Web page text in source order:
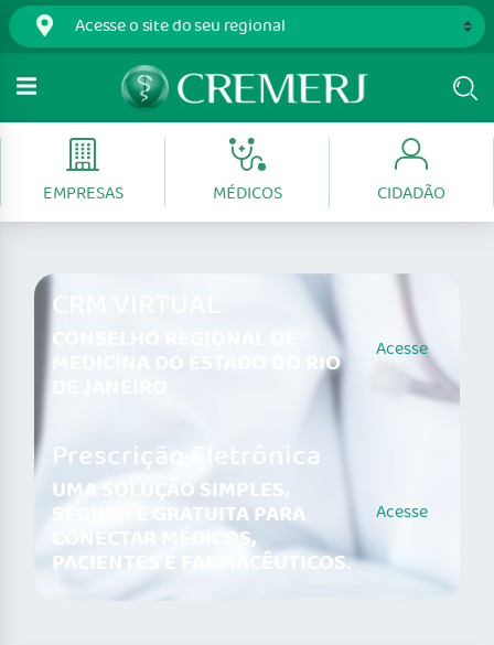
EMPRESAS MÉDICOS CIDADÃO
CRM VIRTUAL
CONSELHO REGIONAL DE
MEDICINA DO ESTADO DO RIO Acesse
Prescrição Eletrônica
UMA SOLUÇÃO SIMPLES,
SEGURA E GRATUITA PARA
CONECTAR MÉDICOS,
PACIENTES E FARMACÊUTICOS.
Acesse